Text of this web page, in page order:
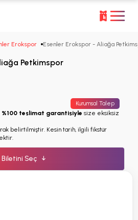
Erokspor Esenler Erokspor - Aliağa
Petkimspor
Kurumsal Talep
%100 teslimat garantisiyle size eksiksiz
belirtilmiştir. Kesin tarih, ilgili fikstür
Biletini Seç ↓